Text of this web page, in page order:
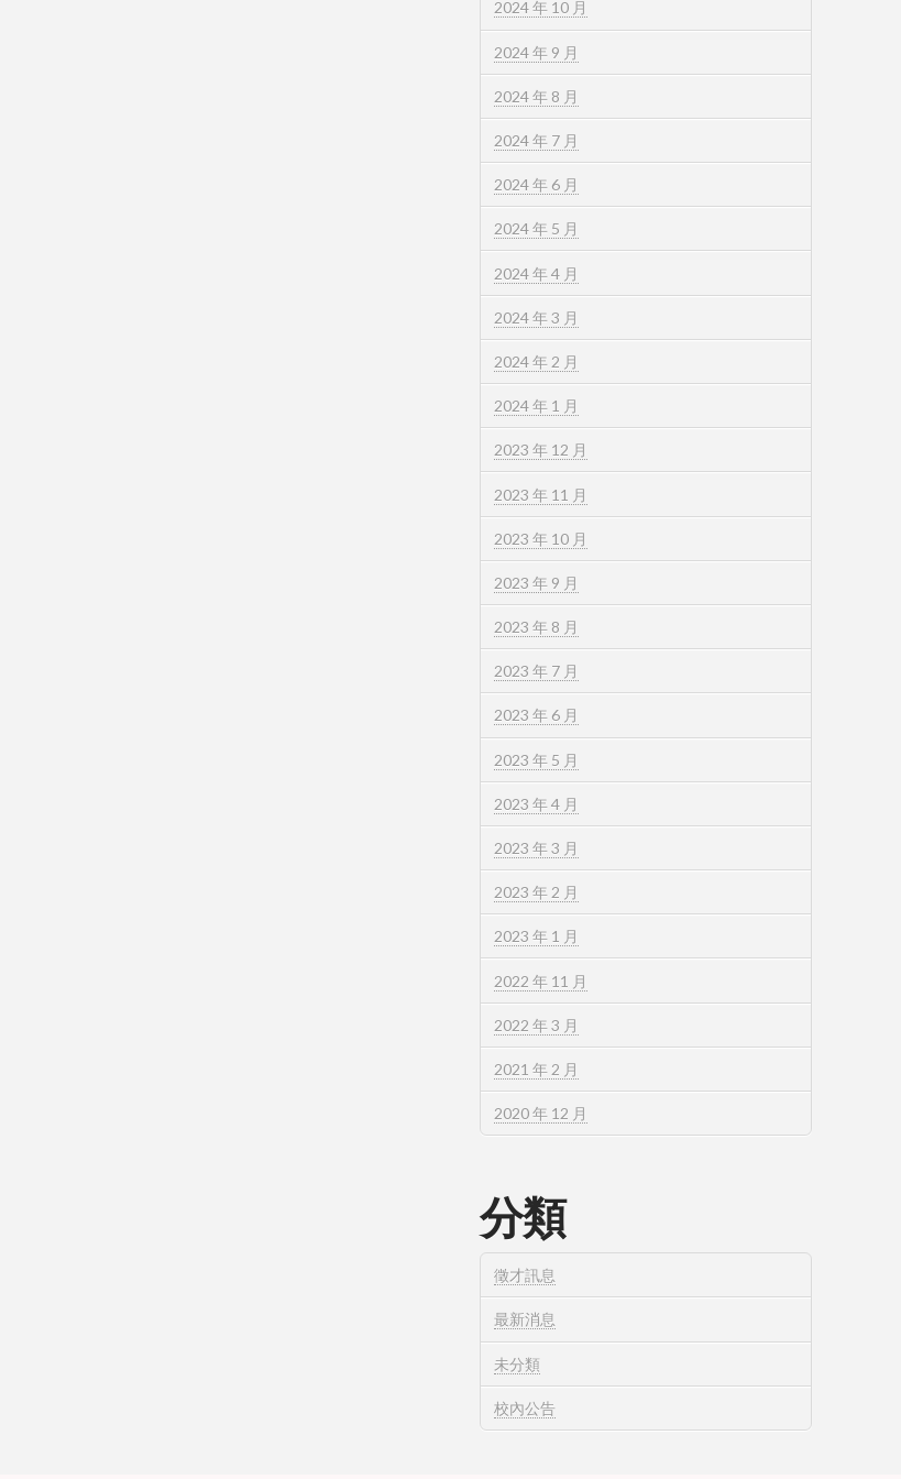
2024 年 10 月
2024 年 9 月
2024 年 8 月
2024 年 7 月
2024 年 6 月
2024 年 5 月
2024 年 4 月
2024 年 3 月
2024 年 2 月
2024 年 1 月
2023 年 12 月
2023 年 11 月
2023 年 10 月
2023 年 9 月
2023 年 8 月
2023 年 7 月
2023 年 6 月
2023 年 5 月
2023 年 4 月
2023 年 3 月
2023 年 2 月
2023 年 1 月
2022 年 11 月
2022 年 3 月
2021 年 2 月
2020 年 12 月
分類
徵才訊息
最新消息
未分類
校內公告